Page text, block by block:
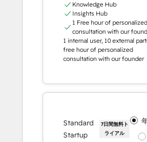
Knowledge Hub
Insights Hub
1 Free hour of personalized
consultation with our
1 internal user, 10 external
free hour of personalized
consultation with our founder
Standard
Startup
7日間無料ト
ライアル